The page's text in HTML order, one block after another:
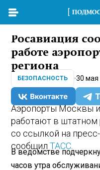
Росавиация
работе
региона
БЕЗОПАСНОСТЬ 30 мая
Аэропорты Москвы
работают в
со ссылкой на
сообщилТАСС
В ведомстве
часов утра